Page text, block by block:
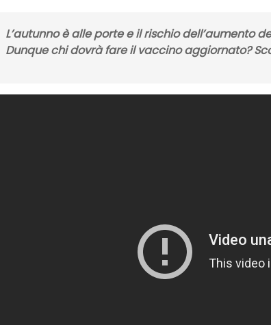
L’autunno è alle porte e il rischiodell’aumento
Dunque chi dovrà fare il vaccino aggiornato?